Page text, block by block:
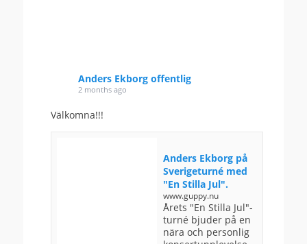
Anders Ekborg offentlig
2 months ago
Välkomna!!!
Anders Ekborg på
Sverigeturné med
"En Stilla Jul".
www.guppy.nu
Årets "En Stilla Jul"-
turné bjuder på en
nära och personlig